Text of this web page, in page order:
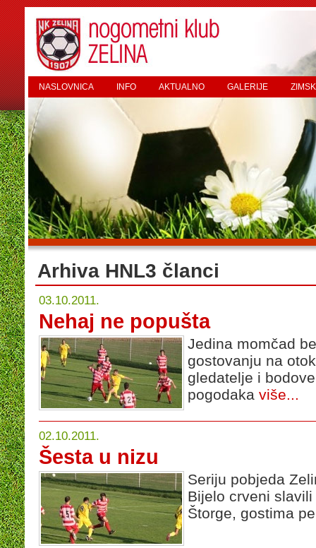
NASLOVNICA INFO AKTUALNO GALERIJE
Arhiva HNL3 članci
03.10.2011.
Nehaj ne popušta
Jedina momčad
gostovanju na
gledatelje i
pogodaka više...
02.10.2011.
Šesta u nizu
Seriju pobjeda
Bijelo crveni
Štorge, gostima